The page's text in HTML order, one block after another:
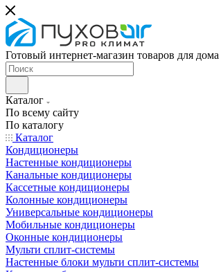
Готовый интернет-магазин товаров для дома
Каталог
По всему сайту
По каталогу
Каталог
Кондиционеры
Настенные кондиционеры
Канальные кондиционеры
Кассетные кондиционеры
Колонные кондиционеры
Универсальные кондиционеры
Мобильные кондиционеры
Оконные кондиционеры
Мульти сплит-системы
Настенные блоки мульти сплит-системы